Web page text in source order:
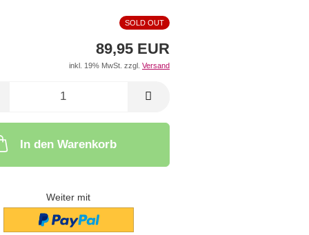
SOLD OUT
89,95 EUR
inkl. 19% MwSt. zzgl. Versand
In den Warenkorb
Weiter mit